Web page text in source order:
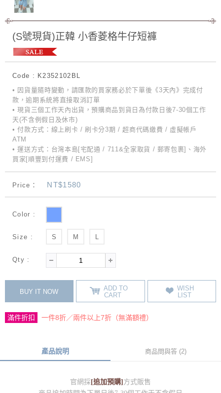
(S號現貨)正韓 小香菱格牛仔短褲
Code : K2352102BL
• 因貨量隨時變動，請匯款的買家務必於下單後《3天內》完成付
款，逾期系統將直接取消訂單
• 現貨三個工作天內出貨，預購商品到貨日為付款日後7-30個工作
天(不含例假日及休市)
• 付款方式：線上刷卡 / 刷卡分3期 / 超商代碼繳費 / 虛擬帳戶
ATM
• 運送方式：台灣本島[宅配通 / 711&全家取貨 / 郵寄包裹]、海外
買家[順豐到付運費 / EMS]
Price： NT$1580
Color :
Size : S M L
Qty :
BUY IT NOW
ADD TO
CART
WISH
LIST
滿件折扣 一件8折／兩件以上7折（無滿額禮）
產品說明 商品問與答 (2)
官網採 [追加預購] 方式販售